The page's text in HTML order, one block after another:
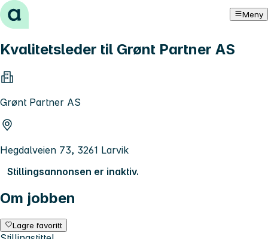
Hopp til innhold Meny
Kvalitetsleder til Grønt Partner AS
Grønt Partner AS
Hegdalveien 73, 3261 Larvik
Stillingsannonsen er inaktiv.
Om jobben
Lagre favoritt